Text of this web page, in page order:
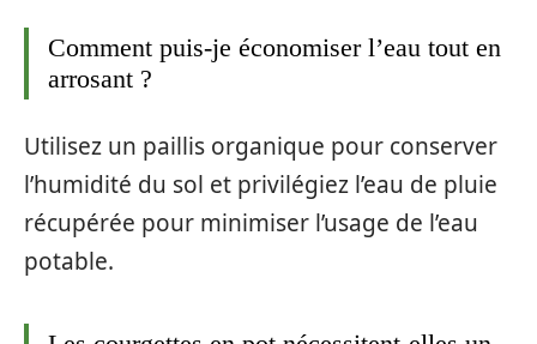
Comment puis-je économiser l’eau tout en
arrosant ?
Utilisez un paillis organique pour conserver
l’humidité du sol et privilégiez l’eau de pluie
récupérée pour minimiser l’usage de l’eau
potable.